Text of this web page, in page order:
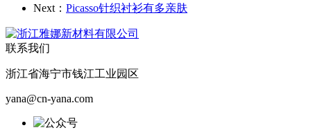
Next： Picasso针织衬衫有多亲肤
联系我们
浙江省海宁市钱江工业园区
yana@cn-yana.com